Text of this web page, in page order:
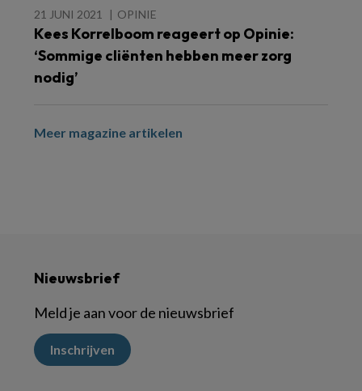
21 JUNI 2021 OPINIE
Kees Korrelboom reageert op Opinie:
‘Sommige cliënten hebben meer zorg
nodig’
Meer magazine artikelen
Nieuwsbrief
Meld je aan voor de nieuwsbrief
Inschrijven